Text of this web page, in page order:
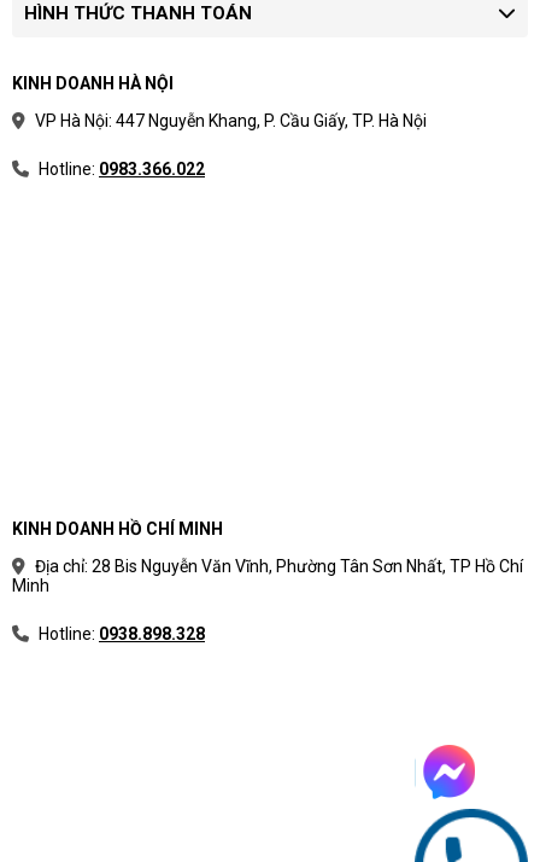
HÌNH THỨC THANH TOÁN
KINH DOANH HÀ NỘI
VP Hà Nội: 447 Nguyễn Khang, P. Cầu Giấy, TP. Hà Nội
Hotline: 0983.366.022
KINH DOANH HỒ CHÍ MINH
Địa chỉ: 28 Bis Nguyễn Văn Vĩnh, Phường Tân Sơn Nhất, TP Hồ Chí
Minh
Hotline: 0938.898.328